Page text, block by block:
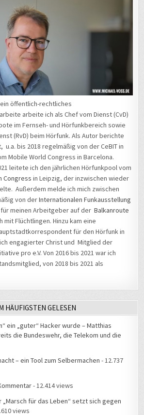
öffentlich-rechtliches
arbeite ich als Chef vom Dienst (CvD)
im Fernseh- und Hörfunkbereich sowie
(RvD) beim Hörfunk. Als Autor berichte
bis 2018 regelmäßig von der CeBIT in
Mobile World Congress in Barcelona.
leitete ich den jährlichen Hörfunkpool vom
Congressin Leipzig, der inzwischen wieder
Außerdem melde ich mich zwischen
von derInternationalen Funkausstellung
für meinen Arbeitgeber auf derBalkanroute
mit Flüchtlingen. Hinzu kam eine
für den Hörfunk in
engagierter Christ und Mitglied der
pro e.V. Von 2016 bis 2021 war ich
von 2018 bis 2021 als
HÄUFIGSTEN GELESEN
die Bundeswehr, die Telekom und die
– ein Tool zum Selbermachen- 12.737
„Marsch für das Leben“ setzt sich gegen
bessere Kontrolle der künstlichen
„Neues Personal zu bekommen ist